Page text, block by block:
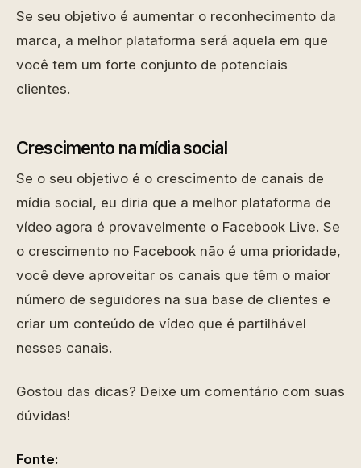
Se seu objetivo é aumentar o reconhecimento da
marca, a melhor plataforma será aquela em que
você tem um forte conjunto de potenciais
clientes.
Crescimento na mídia social
Se o seu objetivo é o crescimento de canais de
mídia social, eu diria que a melhor plataforma de
vídeo agora é provavelmente o Facebook Live. Se
o crescimento no Facebook não é uma prioridade,
você deve aproveitar os canais que têm o maior
número de seguidores na sua base de clientes e
criar um conteúdo de vídeo que é partilhável
nesses canais.
Gostou das dicas? Deixe um comentário com suas
dúvidas!
Fonte: